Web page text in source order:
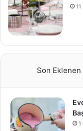
Son Eklenen
1